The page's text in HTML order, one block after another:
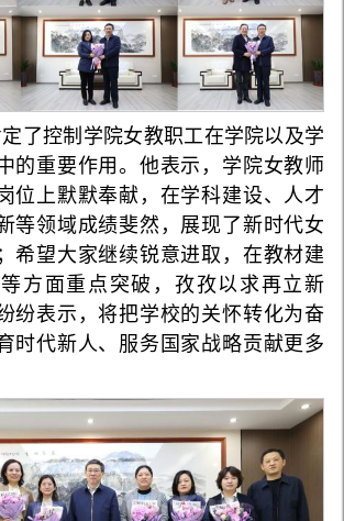
了控制学院女教职工在学院以及学
的重要作用。他表示，学院女教师
位上默默奉献，在学科建设、人才
等领域成绩斐然，展现了新时代女
希望大家继续锐意进取，在教材建
方面重点突破，孜孜以求再立新
纷表示，将把学校的关怀转化为奋
时代新人、服务国家战略贡献更多